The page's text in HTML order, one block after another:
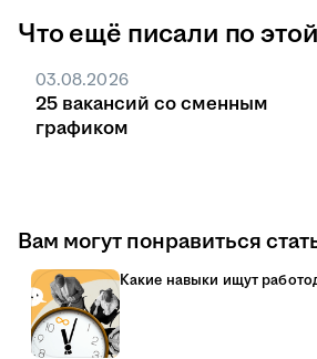
Что ещё писали по
03.08.2026
25 вакансий со сменным
графиком
Вам могут понравиться
Какие навыки ищут